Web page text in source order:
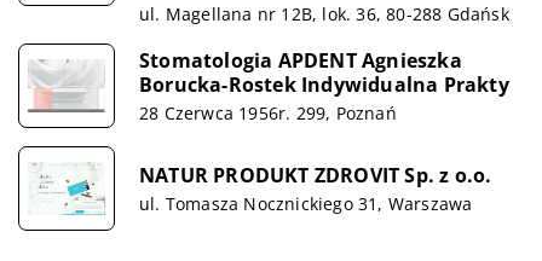
ul. Magellana nr 12B, lok. 36, 80-288 Gdańsk
Stomatologia APDENT Agnieszka
Borucka-Rostek Indywidualna Prakty
28 Czerwca 1956r. 299, Poznań
NATUR PRODUKT ZDROVIT Sp. z o.o.
ul. Tomasza Nocznickiego 31, Warszawa